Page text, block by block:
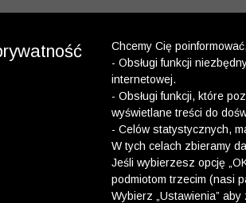
Chcemy Cię
- Obsługi funkcji
internetowej.
- Obsługi funkcji, które
wyświetlane treści do
- Celów statystycznych,
W tych celach zbieramy
Jeśli wybierzesz opcję
podmiotom trzecim (nasi
Wybierz „Ustawienia”